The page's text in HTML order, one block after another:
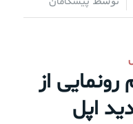
از
اپل